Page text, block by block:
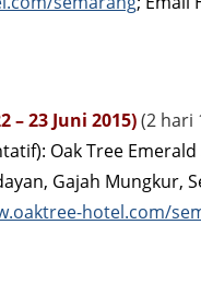
– 23 Juni 2015)(2 hari
Oak Tree
Gajah Mungkur,
hotel.com/